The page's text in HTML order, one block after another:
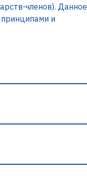
членов). Данное
и